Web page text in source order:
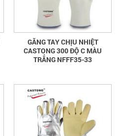
GĂNG TAY CHỊU NHIỆT
CASTONG 300 ĐỘ C MÀU
TRẮNG NFFF35-33